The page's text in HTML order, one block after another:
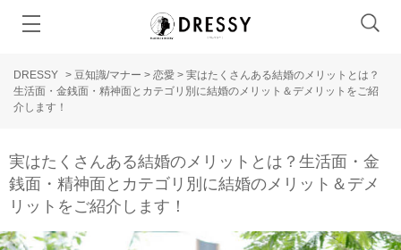
DRESSY > 豆知識/マナー > 恋愛 > 実はたくさんある結婚のメリットとは？
生活面・金銭面・精神面とカテゴリ別に結婚のメリット＆デメリットをご紹
介します！
実はたくさんある結婚のメリットとは？生活面・金
銭面・精神面とカテゴリ別に結婚のメリット＆デメ
リットをご紹介します！